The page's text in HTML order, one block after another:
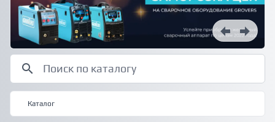
Каталог